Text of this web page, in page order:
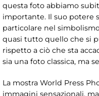
questa foto abbiamo
importante. Il suo potere
particolare nel
quasi tutto quello che si
rispetto a ciò che sta
sia una foto classica, ma
La mostra World Press
immagini sensazionali,